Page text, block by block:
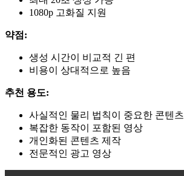
1080p 고화질 지원
약점:
생성 시간이 비교적 긴 편
비용이 상대적으로 높음
추천 용도:
사실적인 물리 법칙이 중요한 콘텐츠
복잡한 동작이 포함된 영상
개인화된 콘텐츠 제작
전문적인 광고 영상